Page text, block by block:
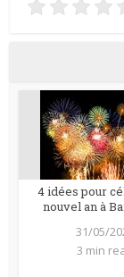
4 idées pour
nouvel an à
31/05/
3 min